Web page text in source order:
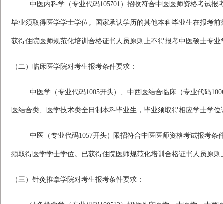
中医内科学（专业代码105701）招收符合中医医师资格考试
毕业须取得医学学士学位。国家承认学历的其他本科毕业生在报考
获得住院医师规范化培训合格证书人员原则上不得报考中医硕士专业
（二）临床医学院对考生报考条件要求：
中医学（专业代码1005开头）、中西医结合临床（专业代码
医结合类、医学技术类全日制本科毕业生，毕业须取得相应学士学位
中医（专业代码1057开头）限招符合中医医师资格考试报考
须取得医学学士学位。已获得住院医师规范化培训合格证书人员原
（三）针灸推拿学院对考生报考条件要求：